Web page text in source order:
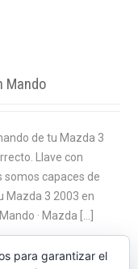
Mando
de tu Mazda 3
Llave con
somos capaces de
Mazda 3 2003 en
· Mazda […]
para garantizar el